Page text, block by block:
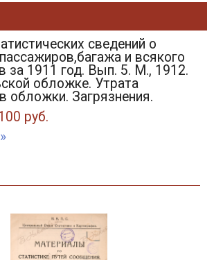
сведений о
и всякого
за 1911 год. Вып. 5. М., 1912.
обложке. Утрата
обложки. Загрязнения.
руб.